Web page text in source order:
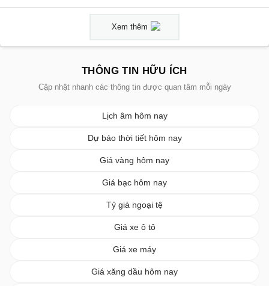
Xem thêm
THÔNG TIN HỮU ÍCH
Cập nhật nhanh các thông tin được quan tâm mỗi ngày
Lịch âm hôm nay
Dự báo thời tiết hôm nay
Giá vàng hôm nay
Giá bạc hôm nay
Tỷ giá ngoại tệ
Giá xe ô tô
Giá xe máy
Giá xăng dầu hôm nay